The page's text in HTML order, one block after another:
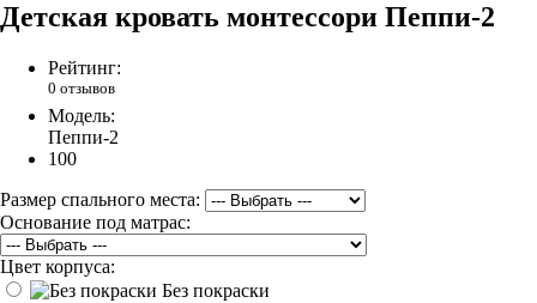
Детская кровать монтессори Пеппи-2
Рейтинг:
0 отзывов
Модель:
Пеппи-2
100
Размер спального места:
Основание под матрас:
Цвет корпуса:
Без покраски